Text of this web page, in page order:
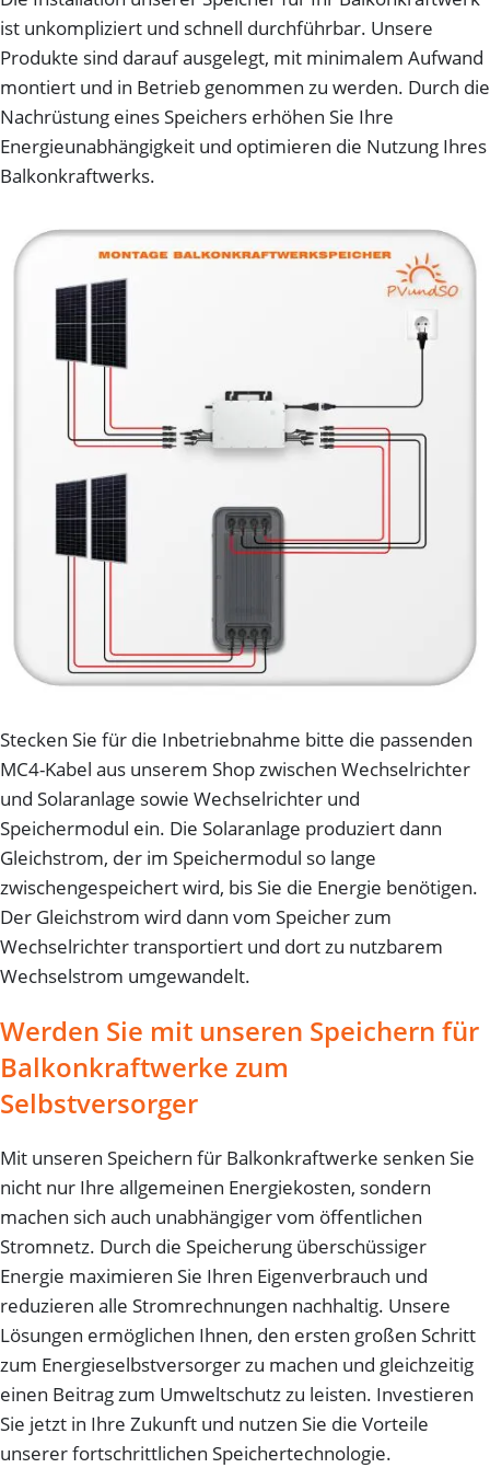
ist unkompliziert und schnell durchführbar. Unsere
Produkte sind darauf ausgelegt, mit minimalem Aufwand
montiert und in Betrieb genommen zu werden. Durch die
Nachrüstung eines Speichers erhöhen Sie Ihre
Energieunabhängigkeit und optimieren die Nutzung Ihres
Balkonkraftwerks.
Stecken Sie für die Inbetriebnahme bitte die passenden
MC4-Kabel aus unserem Shop zwischen Wechselrichter
und Solaranlage sowie Wechselrichter und
Speichermodul ein. Die Solaranlage produziert dann
Gleichstrom, der im Speichermodul so lange
zwischengespeichert wird, bis Sie die Energie benötigen.
Der Gleichstrom wird dann vom Speicher zum
Wechselrichter transportiert und dort zu nutzbarem
Wechselstrom umgewandelt.
Werden Sie mit unseren Speichern für
Balkonkraftwerke zum
Selbstversorger
Mit unseren Speichern für Balkonkraftwerke senken Sie
nicht nur Ihre allgemeinen Energiekosten, sondern
machen sich auch unabhängiger vom öffentlichen
Stromnetz. Durch die Speicherung überschüssiger
Energie maximieren Sie Ihren Eigenverbrauch und
reduzieren alle Stromrechnungen nachhaltig. Unsere
Lösungen ermöglichen Ihnen, den ersten großen Schritt
zum Energieselbstversorger zu machen und gleichzeitig
einen Beitrag zum Umweltschutz zu leisten. Investieren
Sie jetzt in Ihre Zukunft und nutzen Sie die Vorteile
unserer fortschrittlichen Speichertechnologie.